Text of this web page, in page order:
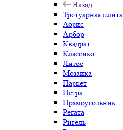
Назад
Тротуарная плита
Абрис
Арбор
Квадрат
Классико
Литос
Мозаика
Паркет
Петра
Прямоугольник
Регата
Ригель